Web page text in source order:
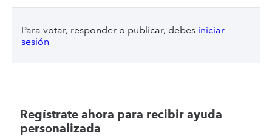
Para votar, responder o publicar, debes iniciar
sesión
Regístrate ahora para recibir ayuda
personalizada